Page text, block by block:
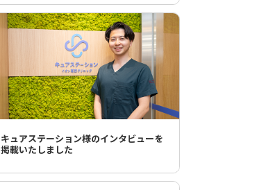
キュアステーション様のインタビューを
掲載いたしました